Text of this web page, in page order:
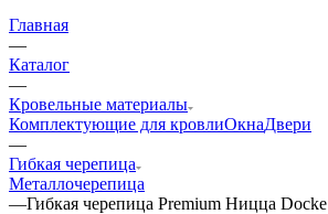
Главная
—
Каталог
—
Кровельные материалы
Комплектующие для кровлиОкнаДвери
—
Гибкая черепица
Металлочерепица
—Гибкая черепица Premium Ницца Docke